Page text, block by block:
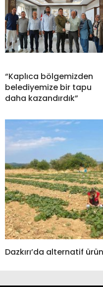
“Kaplıca bölgemizden
belediyemize bir tapu
daha kazandırdık”
Dazkırı’da alternatif